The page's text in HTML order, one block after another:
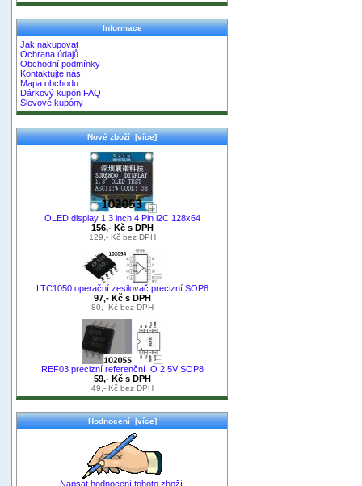
Informace
Jak nakupovat
Ochrana údajů
Obchodní podmínky
Kontaktujte nás!
Mapa obchodu
Dárkový kupón FAQ
Slevové kupóny
Nové zboží [více]
OLED display 1.3 inch 4 Pin i2C 128x64
156,- Kč s DPH
129,- Kč bez DPH
LTC1050 operační zesilovač precizní SOP8
97,- Kč s DPH
80,- Kč bez DPH
REF03 precizní referenční IO 2,5V SOP8
59,- Kč s DPH
49,- Kč bez DPH
Hodnocení [více]
Napsat hodnocení tohoto zboží.